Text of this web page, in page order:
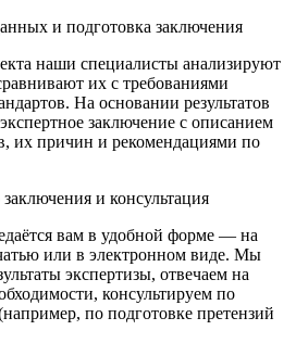
и подготовка заключения
наши специалисты анализируют
их с требованиями
На основании результатов
заключение с описанием
их причин и рекомендациями по
и консультация
вам в удобной форме — на
или в электронном виде. Мы
экспертизы, отвечаем на
консультируем по
по подготовке претензий